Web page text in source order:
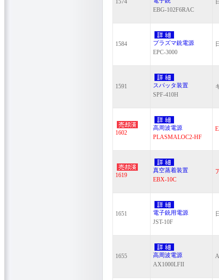
1574
EBG-102F6RAC
1584
プラズマ銃電源
EPC-3000
1591
スパッタ装置
SPF-410H
1602
高周波電源
PLASMALOC2-HF
1619
真空蒸着装置
EBX-10C
1651
電子銃用電源
JST-10F
1655
高周波電源
AX1000LFII